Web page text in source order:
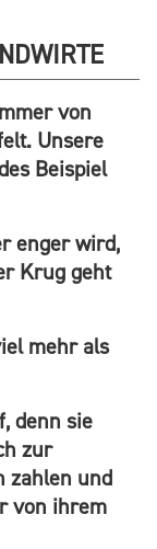
von
Unsere
Beispiel
enger wird,
Krug geht
mehr als
denn sie
zur
zahlen und
von ihrem